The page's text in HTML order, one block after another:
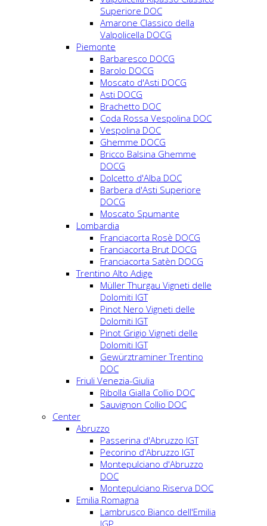
Superiore DOC
Amarone Classico della
Valpolicella DOCG
Piemonte
Barbaresco DOCG
Barolo DOCG
Moscato d'Asti DOCG
Asti DOCG
Brachetto DOC
Coda Rossa Vespolina DOC
Vespolina DOC
Ghemme DOCG
Bricco Balsina Ghemme
DOCG
Dolcetto d'Alba DOC
Barbera d'Asti Superiore
DOCG
Moscato Spumante
Lombardia
Franciacorta Rosè DOCG
Franciacorta Brut DOCG
Franciacorta Satèn DOCG
Trentino Alto Adige
Müller Thurgau Vigneti delle
Dolomiti IGT
Pinot Nero Vigneti delle
Dolomiti IGT
Pinot Grigio Vigneti delle
Dolomiti IGT
Gewürztraminer Trentino
DOC
Friuli Venezia-Giulia
Ribolla Gialla Collio DOC
Sauvignon Collio DOC
Center
Abruzzo
Passerina d'Abruzzo IGT
Pecorino d'Abruzzo IGT
Montepulciano d'Abruzzo
DOC
Montepulciano Riserva DOC
Emilia Romagna
Lambrusco Bianco dell'Emilia
IGP